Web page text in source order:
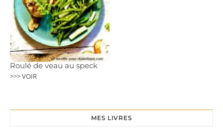
Roulé de veau au speck
>>> VOIR
MES LIVRES